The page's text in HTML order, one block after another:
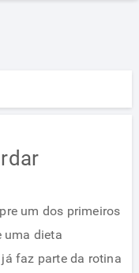
um dos primeiros
uma dieta
faz parte da rotina